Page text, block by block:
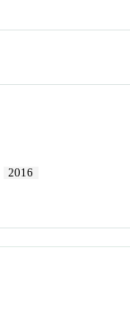
2016